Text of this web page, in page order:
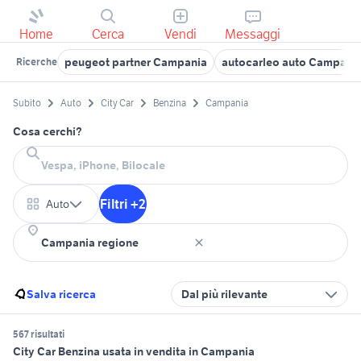
Home Cerca Vendi Messaggi
Ricerche peugeot partner Campania autocarleo auto
Subito Auto City Car Benzina Campania
Cosa cerchi?
Auto Filtri +2
Salva ricerca Dal più rilevante
567 risultati
City Car Benzina usata in vendita in Campania